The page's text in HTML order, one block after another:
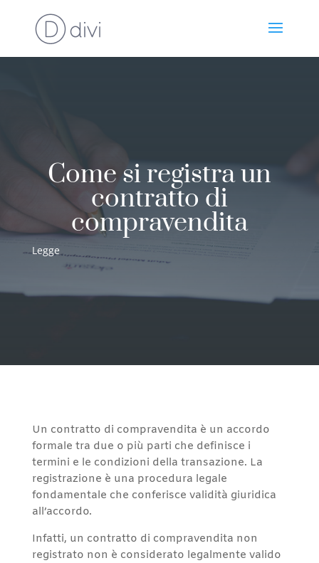
Come si registra un
contratto di
compravendita
Legge
Un contratto di compravendita è un accordo
formale tra due o più parti che definisce i
termini e le condizioni della transazione. La
registrazione è una procedura legale
fondamentale che conferisce validità giuridica
all’accordo.
Infatti, un contratto di compravendita non
registrato non è considerato legalmente valido